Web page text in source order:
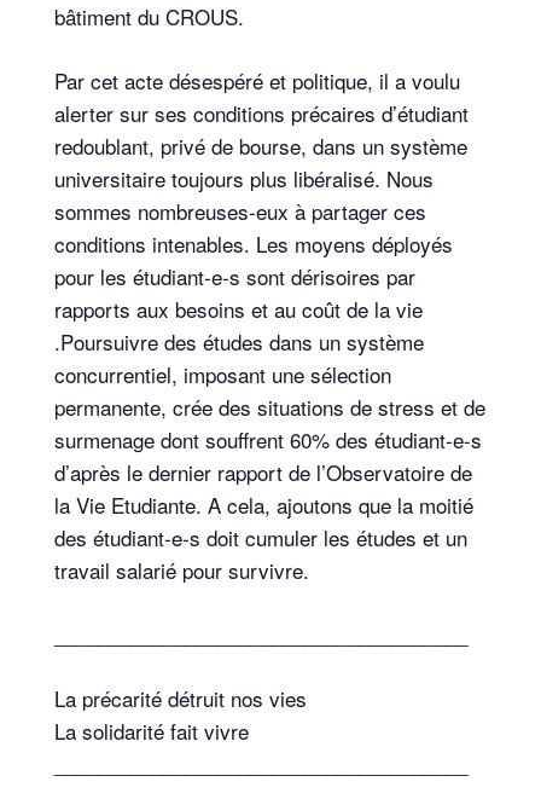
bâtiment du CROUS.
Par cet acte désespéré et politique, il a voulu
alerter sur ses conditions précaires d’étudiant
redoublant, privé de bourse, dans un système
universitaire toujours plus libéralisé. Nous
sommes nombreuses-eux à partager ces
conditions intenables. Les moyens déployés
pour les étudiant-e-s sont dérisoires par
rapports aux besoins et au coût de la vie
.Poursuivre des études dans un système
concurrentiel, imposant une sélection
permanente, crée des situations de stress et de
surmenage dont souffrent 60% des étudiant-e-s
d’après le dernier rapport de l’Observatoire de
la Vie Etudiante. A cela, ajoutons que la moitié
des étudiant-e-s doit cumuler les études et un
travail salarié pour survivre.
La précarité détruit nos vies
La solidarité fait vivre